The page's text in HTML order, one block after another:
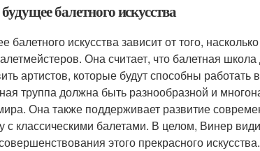
балетного искусства
балетного искусства зависит от того,
Она считает, что балетная
артистов, которые будут способны работать
труппа должна быть разнообразной и
Она также поддерживает развитие
классическими балетами. В целом, Винер
этого прекрасного искусства.